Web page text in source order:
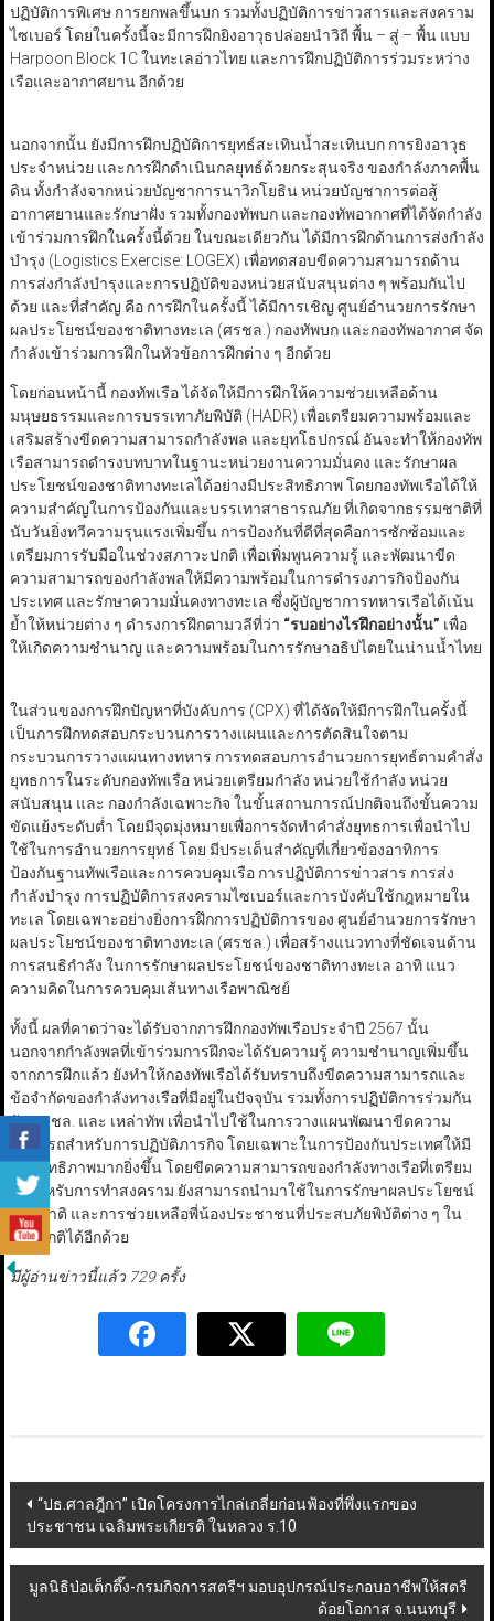
ปฏิบัติการพิเศษ การยกพลขึ้นบก รวมทั้งปฏิบัติการข่าวสารและสงคราม
ไซเบอร์ โดยในครั้งนี้จะมีการฝึกยิงอาวุธปล่อยนำวิถี พื้น – สู่ – พื้น แบบ
Harpoon Block 1C ในทะเลอ่าวไทย และการฝึกปฏิบัติการร่วมระหว่าง
เรือและอากาศยาน อีกด้วย
นอกจากนั้น ยังมีการฝึกปฏิบัติการยุทธ์สะเทินน้ำสะเทินบก การยิงอาวุธ
ประจำหน่วย และการฝึกดำเนินกลยุทธ์ด้วยกระสุนจริง ของกำลังภาคพื้น
ดิน ทั้งกำลังจากหน่วยบัญชาการนาวิกโยธิน หน่วยบัญชาการต่อสู้
อากาศยานและรักษาฝั่ง รวมทั้งกองทัพบก และกองทัพอากาศที่ได้จัดกำลัง
เข้าร่วมการฝึกในครั้งนี้ด้วย ในขณะเดียวกัน ได้มีการฝึกด้านการส่งกำลัง
บำรุง (Logistics Exercise: LOGEX) เพื่อทดสอบขีดความสามารถด้าน
การส่งกำลังบำรุงและการปฏิบัติของหน่วยสนับสนุนต่าง ๆ พร้อมกันไป
ด้วย และที่สำคัญ คือ การฝึกในครั้งนี้ ได้มีการเชิญ ศูนย์อำนวยการรักษา
ผลประโยชน์ของชาติทางทะเล (ศรชล.) กองทัพบก และกองทัพอากาศ จัด
กำลังเข้าร่วมการฝึกในหัวข้อการฝึกต่าง ๆ อีกด้วย
โดยก่อนหน้านี้ กองทัพเรือ ได้จัดให้มีการฝึกให้ความช่วยเหลือด้าน
มนุษยธรรมและการบรรเทาภัยพิบัติ (HADR) เพื่อเตรียมความพร้อมและ
เสริมสร้างขีดความสามารถกำลังพล และยุทโธปกรณ์ อันจะทำให้กองทัพ
เรือสามารถดำรงบทบาทในฐานะหน่วยงานความมั่นคง และรักษาผล
ประโยชน์ของชาติทางทะเลได้อย่างมีประสิทธิภาพ โดยกองทัพเรือได้ให้
ความสำคัญในการป้องกันและบรรเทาสาธารณภัย ที่เกิดจากธรรมชาติที่
นับวันยิ่งทวีความรุนแรงเพิ่มขึ้น การป้องกันที่ดีที่สุดคือการซักซ้อมและ
เตรียมการรับมือในช่วงสภาวะปกติ เพื่อเพิ่มพูนความรู้ และพัฒนาขีด
ความสามารถของกำลังพลให้มีความพร้อมในการดำรงภารกิจป้องกัน
ประเทศ และรักษาความมั่นคงทางทะเล ซึ่งผู้บัญชาการทหารเรือได้เน้น
ย้ำให้หน่วยต่าง ๆ ดำรงการฝึกตามวลีที่ว่า “รบอย่างไรฝึกอย่างนั้น” เพื่อ
ให้เกิดความชำนาญ และความพร้อมในการรักษาอธิปไตยในน่านน้ำไทย
ในส่วนของการฝึกปัญหาที่บังคับการ (CPX) ที่ได้จัดให้มีการฝึกในครั้งนี้
เป็นการฝึกทดสอบกระบวนการวางแผนและการตัดสินใจตาม
กระบวนการวางแผนทางทหาร การทดสอบการอำนวยการยุทธ์ตามคำสั่ง
ยุทธการในระดับกองทัพเรือ หน่วยเตรียมกำลัง หน่วยใช้กำลัง หน่วย
สนับสนุน และ กองกำลังเฉพาะกิจ ในขั้นสถานการณ์ปกติจนถึงขั้นความ
ขัดแย้งระดับต่ำ โดยมีจุดมุ่งหมายเพื่อการจัดทำคำสั่งยุทธการเพื่อนำไป
ใช้ในการอำนวยการยุทธ์ โดย มีประเด็นสำคัญที่เกี่ยวข้องอาทิการ
ป้องกันฐานทัพเรือและการควบคุมเรือ การปฏิบัติการข่าวสาร การส่ง
กำลังบำรุง การปฏิบัติการสงครามไซเบอร์และการบังคับใช้กฎหมายใน
ทะเล โดยเฉพาะอย่างยิ่งการฝึกการปฏิบัติการของ ศูนย์อำนวยการรักษา
ผลประโยชน์ของชาติทางทะเล (ศรชล.) เพื่อสร้างแนวทางที่ชัดเจนด้าน
การสนธิกำลัง ในการรักษาผลประโยชน์ของชาติทางทะเล อาทิ แนว
ความคิดในการควบคุมเส้นทางเรือพาณิชย์
ทั้งนี้ ผลที่คาดว่าจะได้รับจากการฝึกกองทัพเรือประจำปี 2567 นั้น
นอกจากกำลังพลที่เข้าร่วมการฝึกจะได้รับความรู้ ความชำนาญเพิ่มขึ้น
จากการฝึกแล้ว ยังทำให้กองทัพเรือได้รับทราบถึงขีดความสามารถและ
ข้อจำกัดของกำลังทางเรือที่มีอยู่ในปัจจุบัน รวมทั้งการปฏิบัติการร่วมกัน
กับ ศรชล. และ เหล่าทัพ เพื่อนำไปใช้ในการวางแผนพัฒนาขีดความ
สามารถสำหรับการปฏิบัติภารกิจ โดยเฉพาะในการป้องกันประเทศให้มี
ประสิทธิภาพมากยิ่งขึ้น โดยขีดความสามารถของกำลังทางเรือที่เตรียม
ไว้สำหรับการทำสงคราม ยังสามารถนำมาใช้ในการรักษาผลประโยชน์
ของชาติ และการช่วยเหลือพี่น้องประชาชนที่ประสบภัยพิบัติต่าง ๆ ใน
ยามปกติได้อีกด้วย
มีผู้อ่านข่าวนี้แล้ว 729 ครั้ง
Post
navigation
“ปธ.ศาลฎีกา” เปิดโครงการไกล่เกลี่ยก่อนฟ้องที่พึ่งแรกของ
ประชาชน เฉลิมพระเกียรติ ในหลวง ร.10
มูลนิธิป่อเต็กตึ๊ง-กรมกิจการสตรีฯ มอบอุปกรณ์ประกอบอาชีพให้สตรี
ด้อยโอกาส จ.นนทบุรี